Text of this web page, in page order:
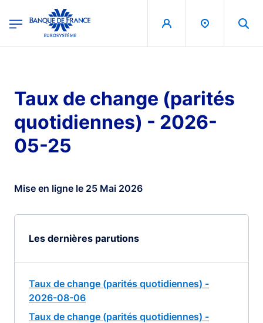
Banque de France - Menu Principal
Taux de change (parités
quotidiennes) - 2026-
05-25
Mise en ligne le 25 Mai 2026
Les dernières parutions
Taux de change (parités quotidiennes) -
2026-08-06
Taux de change (parités quotidiennes) -